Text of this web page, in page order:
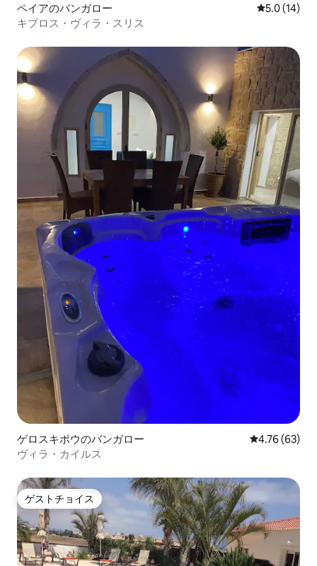
ペイアのバンガロー レビュー14
5.0 (14)
キプロス・ヴィラ・スリス
ゲロスキポウのバンガロー レビュー63
4.76 (63)
ヴィラ・カイルス
ゲストチョイス
ゲストチョイス